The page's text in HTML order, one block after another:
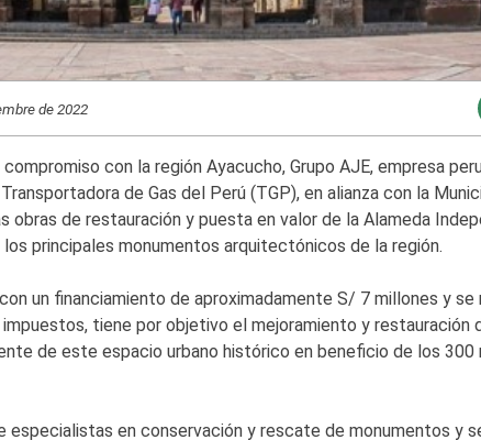
de 2022
con la región Ayacucho, Grupo AJE, empresa
de Gas del Perú (TGP), en alianza con la
obras de restauración y puesta en valor de la Alameda
principales monumentos arquitectónicos de la región.
un financiamiento de aproximadamente S/ 7 millones y se
tiene por objetivo el mejoramiento y restauración
de este espacio urbano histórico en beneficio de los 300
especialistas en conservación y rescate de monumentos y